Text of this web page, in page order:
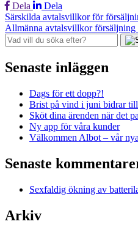
Dela Dela
Inläggsnavigering
Särskilda avtalsvillkor för
Allmänna avtalsvillkor försäljning
Senaste inläggen
Dags för ett dopp?!
Brist på vind i juni bidrar
Sköt dina ärenden när det
Ny app för våra kunder
Välkommen Albot – vår
Senaste
Sexfaldig ökning av
Arkiv